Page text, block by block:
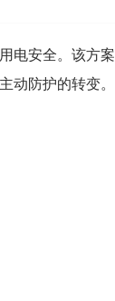
电安全。该方案
防护的转变。